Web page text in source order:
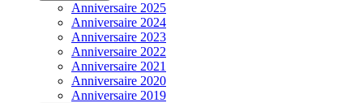
Anniversaire 2025
Anniversaire 2024
Anniversaire 2023
Anniversaire 2022
Anniversaire 2021
Anniversaire 2020
Anniversaire 2019